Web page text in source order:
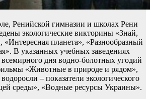
Ренийской гимназии и школах Рени
экологические викторины «Знай,
«Интересная планета», «Разнообразный
В указанных учебных заведениях
дня водно-болотных угодий
«Животные в природе и рядом»,
– показатели экологического
среды», «Водные ресурсы Украины».